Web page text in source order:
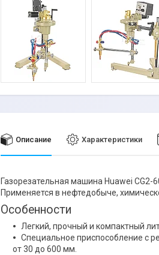
Описание Характеристики
Газорезательная машина Huawei
Применяется в нефтедобыче,
Особенности
Легкий, прочный и компактный
Специальное приспособление с
от 30 до 600 мм.